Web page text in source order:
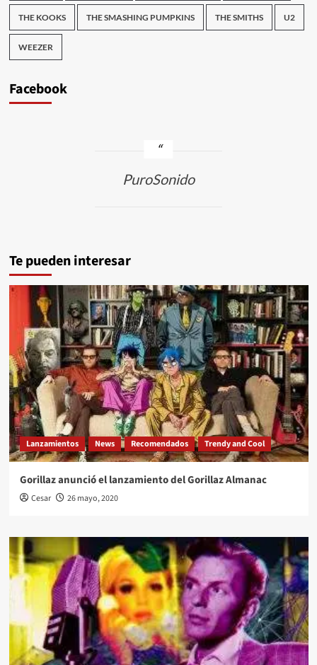
THE KOOKS THE SMASHING PUMPKINS THE SMITHS U2
WEEZER
Facebook
PuroSonido
Te pueden interesar
Lanzamientos News Recomendados Trendy and Cool
Gorillaz anunció el lanzamiento del Gorillaz Almanac
Cesar 26 mayo, 2020